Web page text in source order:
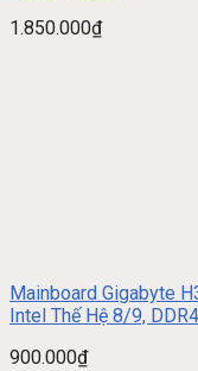
1.850.000₫
Mainboard Gigabyte
Intel Thế Hệ 8/9,
900.000₫